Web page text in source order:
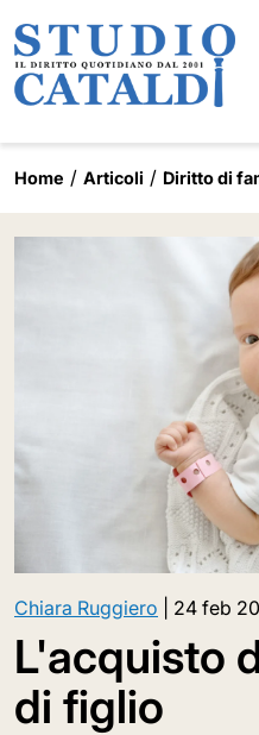
Home Articoli Diritto di
Chiara Ruggiero 24 feb
L'acquisto
di figlio